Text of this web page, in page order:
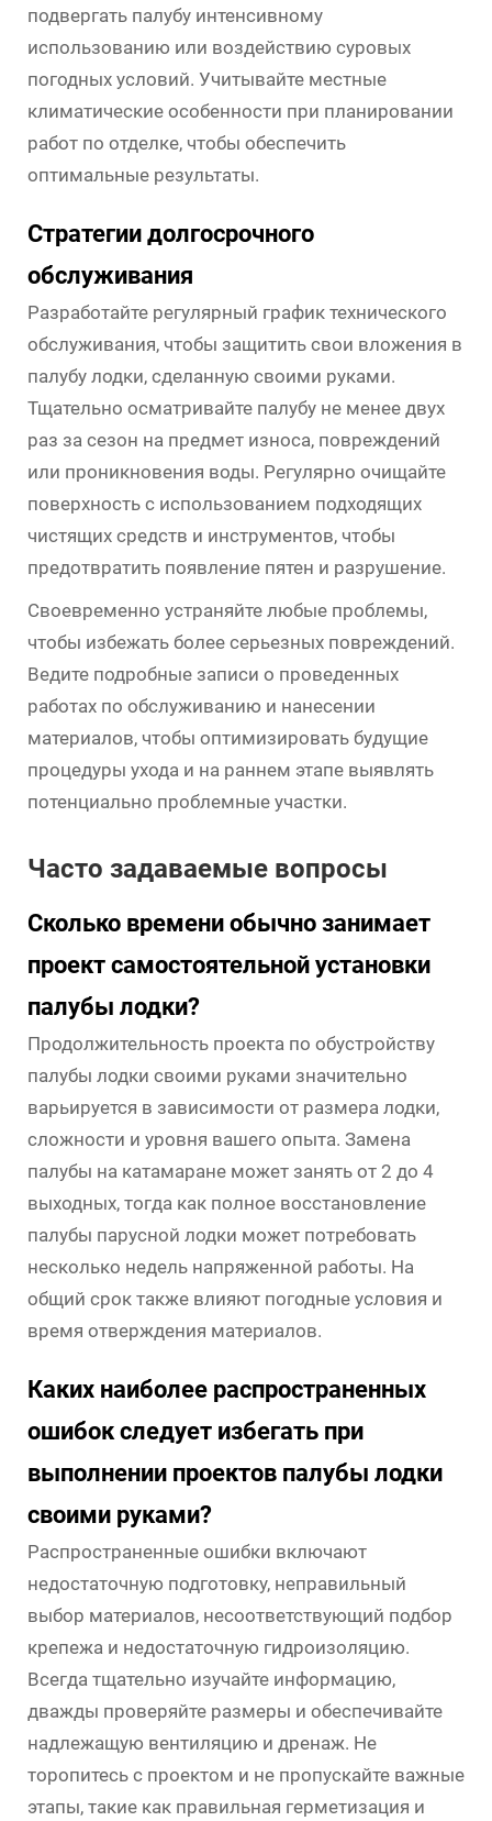
подвергать палубу интенсивному
использованию или воздействию суровых
погодных условий. Учитывайте местные
климатические особенности при планировании
работ по отделке, чтобы обеспечить
оптимальные результаты.
Стратегии долгосрочного
обслуживания
Разработайте регулярный график технического
обслуживания, чтобы защитить свои вложения в
палубу лодки, сделанную своими руками.
Тщательно осматривайте палубу не менее двух
раз за сезон на предмет износа, повреждений
или проникновения воды. Регулярно очищайте
поверхность с использованием подходящих
чистящих средств и инструментов, чтобы
предотвратить появление пятен и разрушение.
Своевременно устраняйте любые проблемы,
чтобы избежать более серьезных повреждений.
Ведите подробные записи о проведенных
работах по обслуживанию и нанесении
материалов, чтобы оптимизировать будущие
процедуры ухода и на раннем этапе выявлять
потенциально проблемные участки.
Часто задаваемые вопросы
Сколько времени обычно занимает
проект самостоятельной установки
палубы лодки?
Продолжительность проекта по обустройству
палубы лодки своими руками значительно
варьируется в зависимости от размера лодки,
сложности и уровня вашего опыта. Замена
палубы на катамаране может занять от 2 до 4
выходных, тогда как полное восстановление
палубы парусной лодки может потребовать
несколько недель напряженной работы. На
общий срок также влияют погодные условия и
время отверждения материалов.
Каких наиболее распространенных
ошибок следует избегать при
выполнении проектов палубы лодки
своими руками?
Распространенные ошибки включают
недостаточную подготовку, неправильный
выбор материалов, несоответствующий подбор
крепежа и недостаточную гидроизоляцию.
Всегда тщательно изучайте информацию,
дважды проверяйте размеры и обеспечивайте
надлежащую вентиляцию и дренаж. Не
торопитесь с проектом и не пропускайте важные
этапы, такие как правильная герметизация и